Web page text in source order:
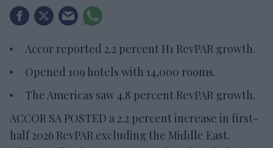
Accor reported 2.2 percent H1 RevPAR growth.
Opened 109 hotels with 14,000 rooms.
The Americas saw 4.8 percent RevPAR growth.
ACCOR SA POSTED a 2.2 percent increase in first-
half 2026 RevPAR excluding the Middle East.